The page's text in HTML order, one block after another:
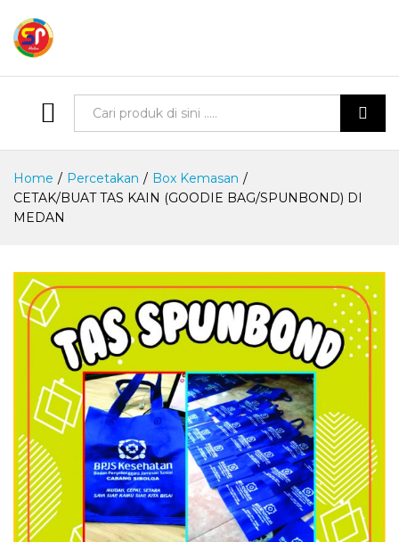
Semua Produk
Cari
Home / Percetakan / Box Kemasan /
CETAK/BUAT TAS KAIN (GOODIE BAG/SPUNBOND) DI
MEDAN